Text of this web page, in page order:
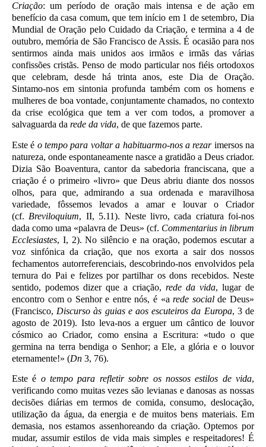
Criação: um período de oração mais intensa e de ação em
benefício da casa comum, que tem início em 1 de setembro, Dia
Mundial de Oração pelo Cuidado da Criação, e termina a 4 de
outubro, memória de São Francisco de Assis. É ocasião para nos
sentirmos ainda mais unidos aos irmãos e irmãs das várias
confissões cristãs. Penso de modo particular nos fiéis ortodoxos
que celebram, desde há trinta anos, este Dia de Oração.
Sintamo-nos em sintonia profunda também com os homens e
mulheres de boa vontade, conjuntamente chamados, no contexto
da crise ecológica que tem a ver com todos, a promover a
salvaguarda da rede da vida, de que fazemos parte.
Este é o tempo para voltar a habituarmo-nos a rezarimersos na
natureza, onde espontaneamente nasce a gratidão a Deus criador.
Dizia São Boaventura, cantor da sabedoria franciscana, que a
criação é o primeiro «livro» que Deus abriu diante dos nossos
olhos, para que, admirando a sua ordenada e maravilhosa
variedade, fôssemos levados a amar e louvar o Criador
(cf. Breviloquium, II, 5.11). Neste livro, cada criatura foi-nos
dada como uma «palavra de Deus» (cf. Commentarius in librum
Ecclesiastes, I, 2). No silêncio e na oração, podemos escutar a
voz sinfónica da criação, que nos exorta a sair dos nossos
fechamentos autorreferenciais, descobrindo-nos envolvidos pela
ternura do Pai e felizes por partilhar os dons recebidos. Neste
sentido, podemos dizer que a criação, rede da vida, lugar de
encontro com o Senhor e entre nós, é «arede socialde Deus»
(Francisco, Discurso às guias e aos escuteiros da Europa, 3 de
agosto de 2019). Isto leva-nos a erguer um cântico de louvor
cósmico ao Criador, como ensina a Escritura: «tudo o que
germina na terra bendiga o Senhor; a Ele, a glória e o louvor
eternamente!» (Dn 3, 76).
Este é o tempo para refletir sobre os nossos estilos de vida,
verificando como muitas vezes são levianas e danosas as nossas
decisões diárias em termos de comida, consumo, deslocação,
utilização da água, da energia e de muitos bens materiais. Em
demasia, nos estamos assenhoreando da criação. Optemos por
mudar, assumir estilos de vida mais simples e respeitadores! É